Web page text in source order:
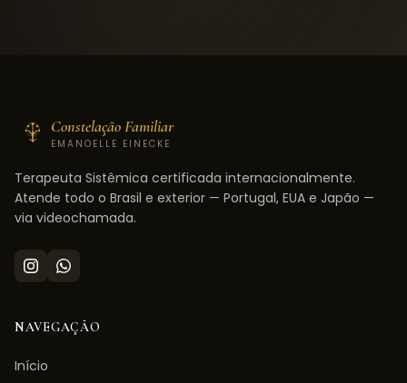
Constelação Familiar
EMANOELLE EINECKE
Terapeuta Sistêmica certificada internacionalmente.
Atende todo o Brasil e exterior — Portugal, EUA e Japão —
via videochamada.
NAVEGAÇÃO
Início